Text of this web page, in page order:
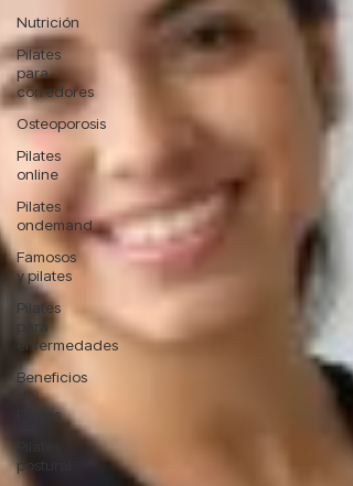
Nutrición
Pilates
para
corredores
Osteoporosis
Pilates
online
Pilates
ondemand
Famosos
y pilates
Pilates
para
enfermedades
Beneficios
de
Pilates
postural